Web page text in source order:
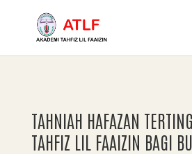
TAHNIAH HAFAZAN
TAHFIZ LIL FAAIZIN BAGI